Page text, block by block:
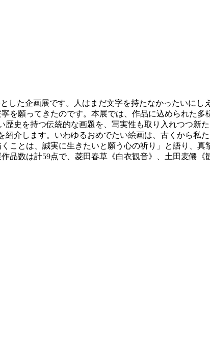
した企画展です。人はまだ文字を持たなかったいに
を願ってきたのです。本展では、作品に込められた多
史を持つ伝統的な画題を、写実性も取り入れつつ新
介します。いわゆるおめでたい絵画は、古くから私
ことは、誠実に生きたいと願う心の祈り」と語り、
数は計59点で、菱田春草《白衣観音》、土田麦僊《